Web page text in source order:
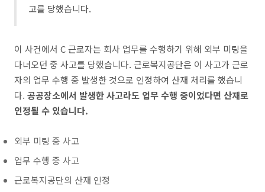
고를 당했습니다.
이 사건에서 C 근로자는 회사 업무를 수행하기 위해 외부 미팅을
다녀오던 중 사고를 당했습니다. 근로복지공단은 이 사고가 근로
자의 업무 수행 중 발생한 것으로 인정하여 산재 처리를 했습니
다. 공공장소에서 발생한 사고라도 업무 수행 중이었다면 산재로
인정될 수 있습니다.
외부 미팅 중 사고
업무 수행 중 사고
근로복지공단의 산재 인정